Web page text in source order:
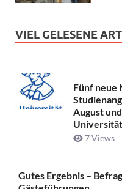
VIEL GELESENE
Fünf neue
August
Universität
7 Views
Gutes Ergebnis –